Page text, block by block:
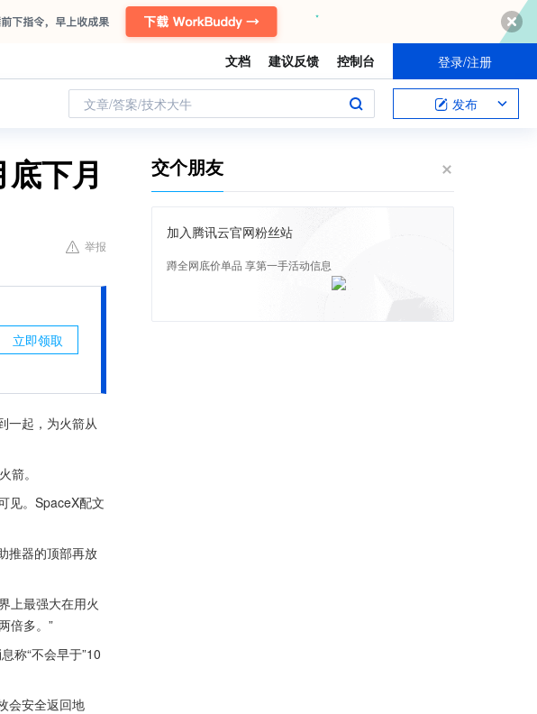
文档 建议反馈 控制台 登录/注册
文章/答案/技术大牛 发布
下月
举报
立即领取
一起，为火箭从
箭。
见。SpaceX配文
推器的顶部再放
上最强大在用火
倍多。”
称“不会早于”10
会安全返回地
交个朋友
加入腾讯云官网粉丝站
蹲全网底价单品 享第一手活动信息